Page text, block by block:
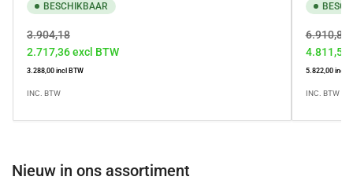
BESCHIKBAAR
Normale
prijs
3.904,18
2.717,36excl BTW
3.288,00incl BTW
INC. BTW
Normale
prijs
6.910,87
4.811,57
5.822,00 incl
INC. BTW
Nieuw in ons assortiment